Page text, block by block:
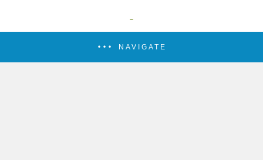
NAVIGATE